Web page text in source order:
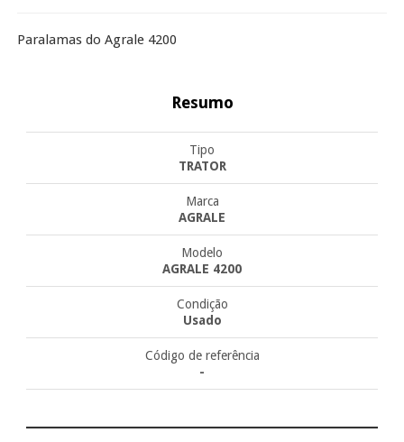
Paralamas do Agrale 4200
Resumo
Tipo
TRATOR
Marca
AGRALE
Modelo
AGRALE 4200
Condição
Usado
Código de referência
-